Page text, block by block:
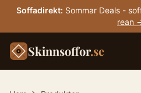
Soffadirekt: Sommar Deals -
rean
Skinnsoffor.se